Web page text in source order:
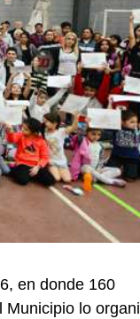
en donde 160
Municipio lo